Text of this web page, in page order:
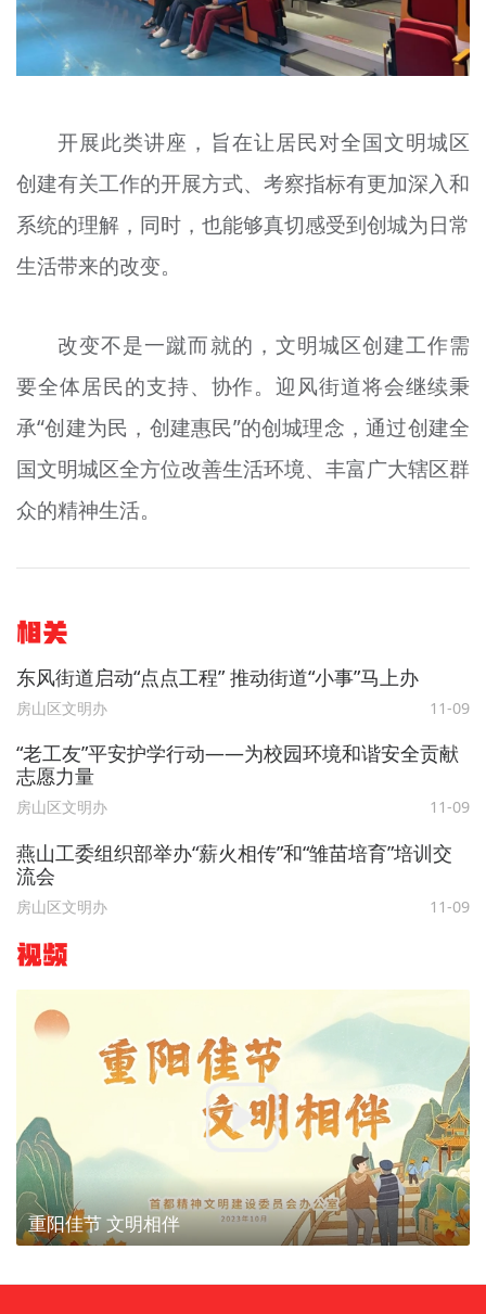
开展此类讲座，旨在让居民对全国文明城区
创建有关工作的开展方式、考察指标有更加深入和
系统的理解，同时，也能够真切感受到创城为日常
生活带来的改变。
改变不是一蹴而就的，文明城区创建工作需
要全体居民的支持、协作。迎风街道将会继续秉
承“创建为民，创建惠民”的创城理念，通过创建全
国文明城区全方位改善生活环境、丰富广大辖区群
众的精神生活。
相关
东风街道启动“点点工程” 推动街道“小事”马上办
房山区文明办 11-09
“老工友”平安护学行动——为校园环境和谐安全贡献
志愿力量
房山区文明办 11-09
燕山工委组织部举办“薪火相传”和“雏苗培育”培训交
流会
房山区文明办 11-09
视频
重阳佳节 文明相伴